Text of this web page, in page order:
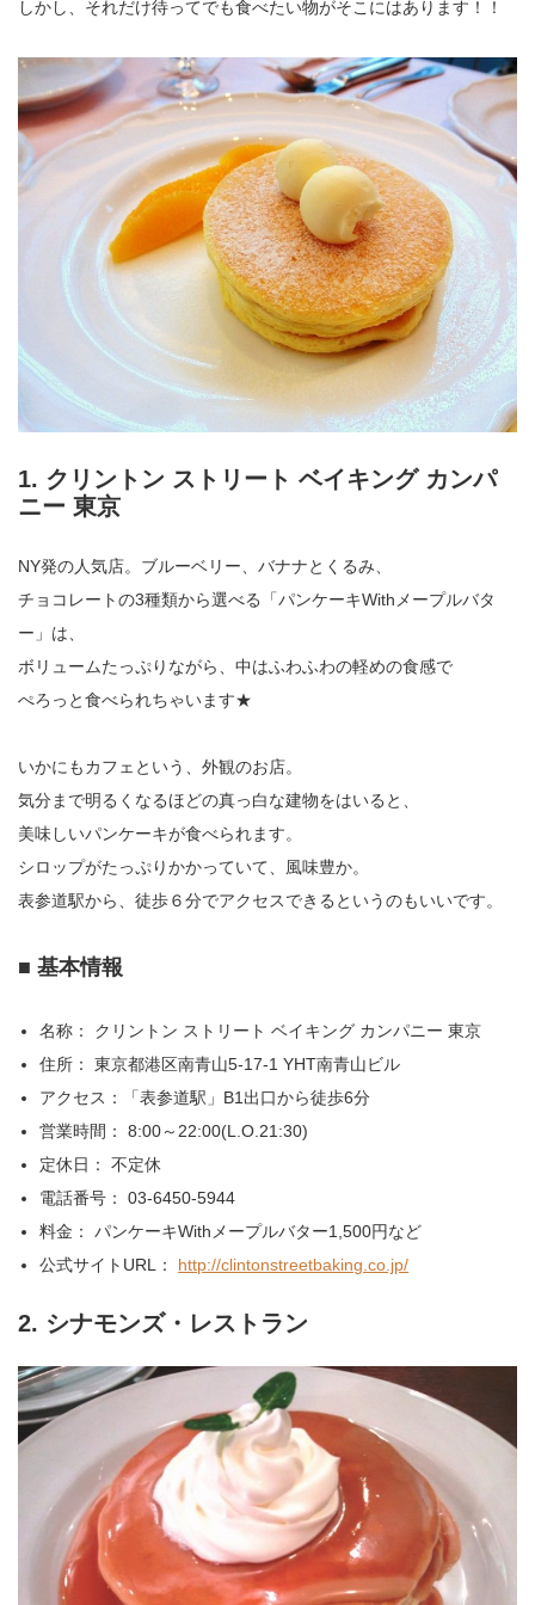
しかし、それだけ待ってでも食べたい物がそこにはあります！！
1. クリントン ストリート ベイキング カンパ
ニー 東京
NY発の人気店。ブルーベリー、バナナとくるみ、
チョコレートの3種類から選べる「パンケーキWithメープルバタ
ー」は、
ボリュームたっぷりながら、中はふわふわの軽めの食感で
ぺろっと食べられちゃいます★
いかにもカフェという、外観のお店。
気分まで明るくなるほどの真っ白な建物をはいると、
美味しいパンケーキが食べられます。
シロップがたっぷりかかっていて、風味豊か。
表参道駅から、徒歩６分でアクセスできるというのもいいです。
■ 基本情報
名称： クリントン ストリート ベイキング カンパニー 東京
住所： 東京都港区南青山5-17-1 YHT南青山ビル
アクセス：「表参道駅」B1出口から徒歩6分
営業時間： 8:00～22:00(L.O.21:30)
定休日： 不定休
電話番号： 03-6450-5944
料金： パンケーキWithメープルバター1,500円など
公式サイトURL： http://clintonstreetbaking.co.jp/
2. シナモンズ・レストラン